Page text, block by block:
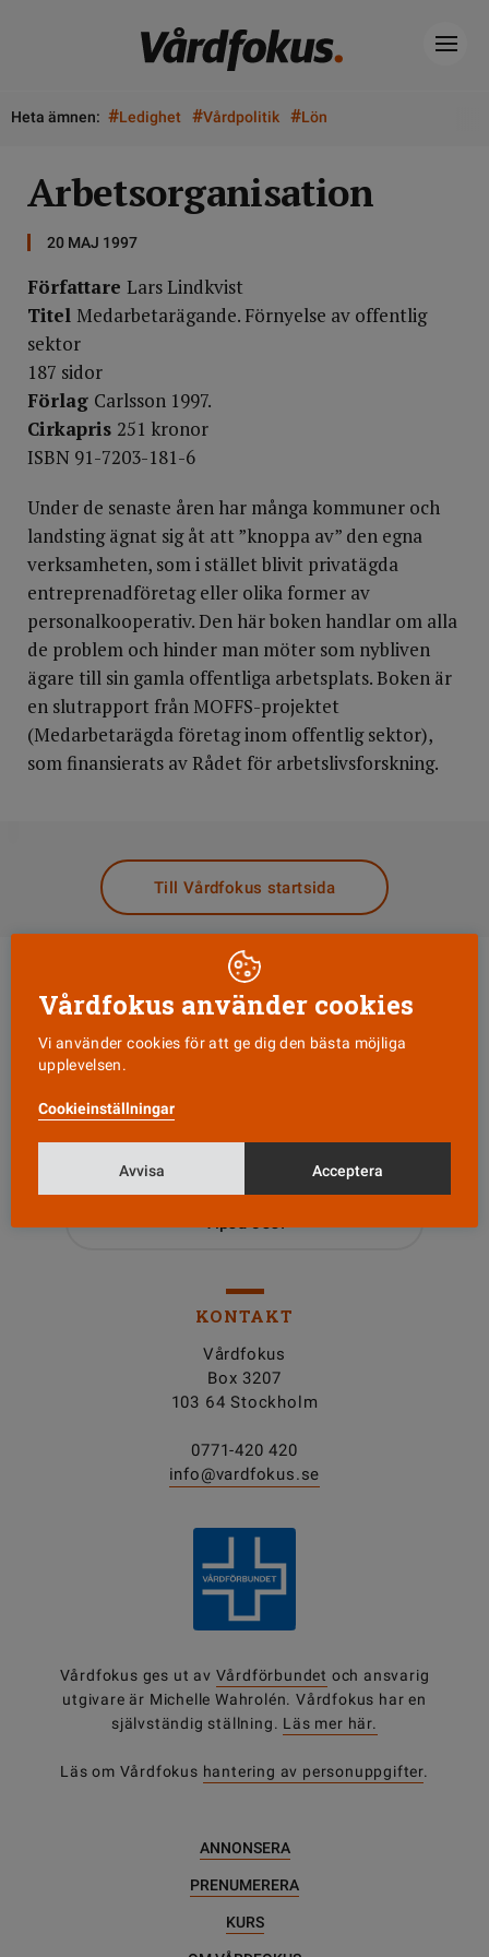
Heta ämnen: #Ledighet #Vårdpolitik #Lön
Arbetsorganisation
20 MAJ 1997
Författare Lars Lindkvist
Titel Medarbetarägande. Förnyelse av offentlig
sektor
187 sidor
Förlag Carlsson 1997.
Cirkapris 251 kronor
ISBN 91-7203-181-6
Under de senaste åren har många kommuner och
landsting ägnat sig åt att ”knoppa av” den egna
verksamheten, som i stället blivit privatägda
entreprenadföretag eller olika former av
personalkooperativ. Den här boken handlar om alla
de problem och hinder man möter som nybliven
ägare till sin gamla offentliga arbetsplats. Boken är
en slutrapport från MOFFS-projektet
(Medarbetarägda företag inom offentlig sektor),
som finansierats av Rådet för arbetslivsforskning.
Till Vårdfokus startsida
Tipsa oss!
KONTAKT
Vårdfokus
Box 3207
103 64 Stockholm
0771-420 420
info@vardfokus.se
Vårdfokus ges ut av Vårdförbundet och ansvarig
utgivare är Michelle Wahrolén. Vårdfokus har en
självständig ställning. Läs mer här.
Läs om Vårdfokus hantering av personuppgifter.
ANNONSERA
PRENUMERERA
KURS
Vårdfokus använder cookies
Vi använder cookies för att ge dig den bästa möjliga
upplevelsen.
Cookieinställningar
Avvisa Acceptera